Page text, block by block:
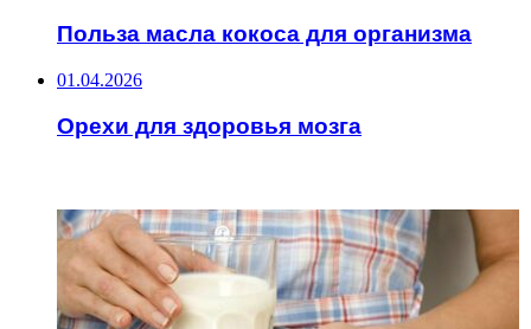
Польза масла кокоса для организма
01.04.2026
Орехи для здоровья мозга